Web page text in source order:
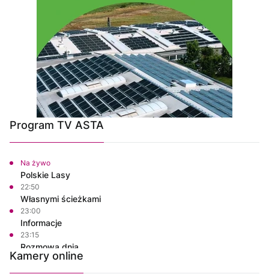
Program TV ASTA
Na żywo
Polskie Lasy
22:50
Własnymi ścieżkami
23:00
Informacje
23:15
Rozmowa dnia
Kamery online